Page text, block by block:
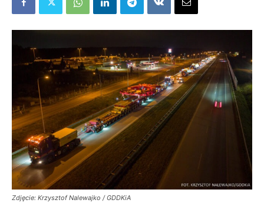
Zdjęcie: Krzysztof Nalewajko / GDDKiA